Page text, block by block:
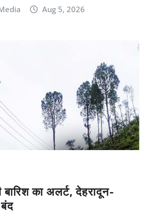
Aug 5, 2026
बारिश का अलर्ट, देहरादून-